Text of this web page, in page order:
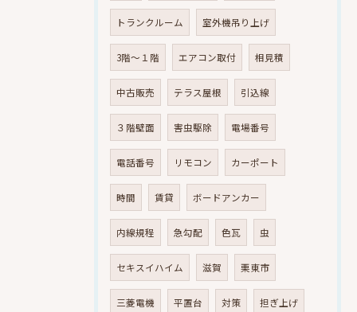
トランクルーム 室外機吊り上げ
3階～１階 エアコン取付 相見積
中古販売 テラス屋根 引込線
３階壁面 害虫駆除 電場番号
電話番号 リモコン カーポート
時間 賃貸 ボードアンカー
内線規程 急勾配 色瓦 虫
セキスイハイム 滋賀 栗東市
三菱電機 平置台 対策 担ぎ上げ